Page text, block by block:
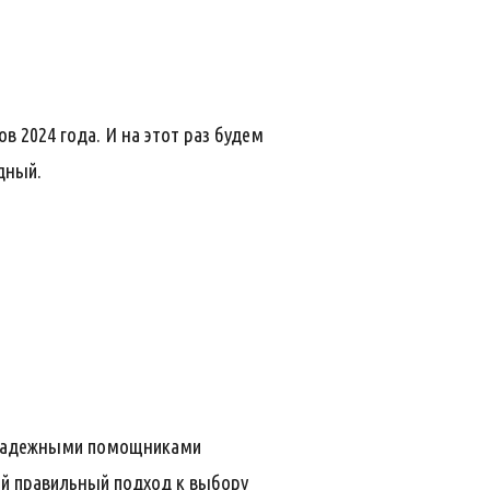
2024 года. И на этот раз будем
помощниками
правильный подход к выбору